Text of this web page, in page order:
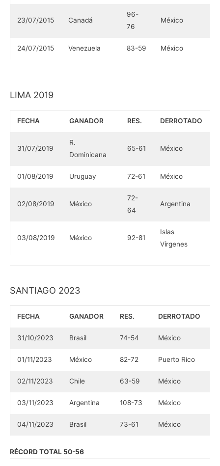
23/07/2015 Canadá
96-
76
México
24/07/2015 Venezuela 83-59 México
LIMA 2019
FECHA GANADOR RES. DERROTADO
31/07/2019
R.
Dominicana
65-61 México
01/08/2019 Uruguay 72-61 México
02/08/2019 México
72-
64
Argentina
03/08/2019 México 92-81
Islas
Vírgenes
SANTIAGO 2023
FECHA GANADOR RES. DERROTADO
31/10/2023 Brasil 74-54 México
01/11/2023 México 82-72 Puerto Rico
02/11/2023 Chile 63-59 México
03/11/2023 Argentina 108-73 México
04/11/2023 Brasil 73-61 México
RÉCORD TOTAL 50-56